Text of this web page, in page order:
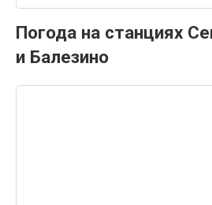
Погода на станциях
и Балезино